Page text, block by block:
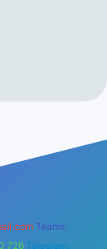
Teams:
726 Telegram: